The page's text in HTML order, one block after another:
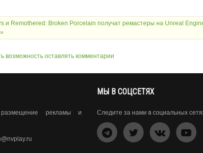
и Remothered: Broken Porcelain получат ремастеры на Unreal
возможность оставлять комментарии
размещение рекламы и
МЫ В СОЦСЕТЯХ
Следите за нами в социальных